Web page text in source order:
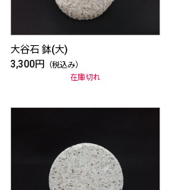
大谷石 鉢(大)
3,300円 （税込み）
在庫切れ